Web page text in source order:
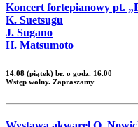
Koncert fortepianowy pt.
K. Suetsugu
J. Sugano
H. Matsumoto
14.08 (piątek) br. o godz. 16.00
Wstęp wolny. Zapraszamy